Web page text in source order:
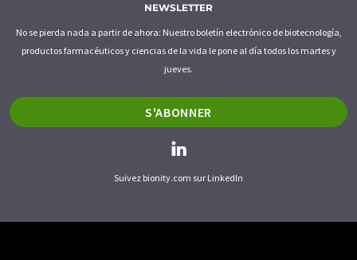
NEWSLETTER
No se pierda nada a partir de ahora: Nuestro boletín electrónico de biotecnología,
productos farmacéuticos y ciencias de la vida le pone al día todos los martes y
jueves.
S'ABONNER
Suivez bionity.com sur LinkedIn